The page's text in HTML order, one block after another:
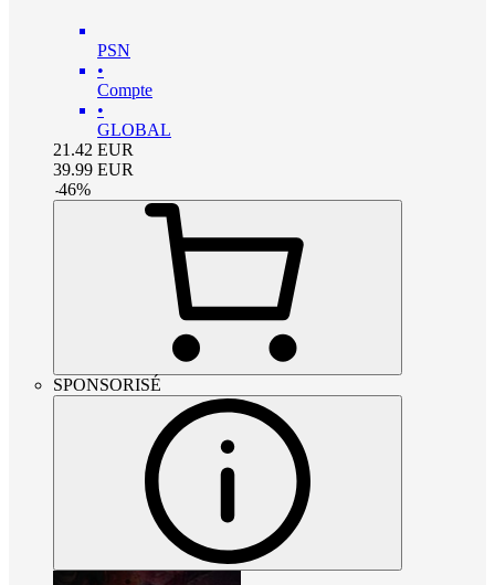
PSN
•
Compte
•
GLOBAL
21.42 EUR
39.99 EUR
-46%
SPONSORISÉ